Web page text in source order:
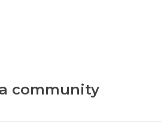
community